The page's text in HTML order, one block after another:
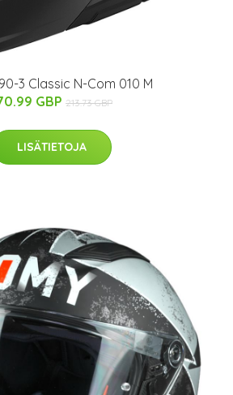
3 Classic N-Com 010 M
GBP 213.73 GBP
LISÄTIETOJA